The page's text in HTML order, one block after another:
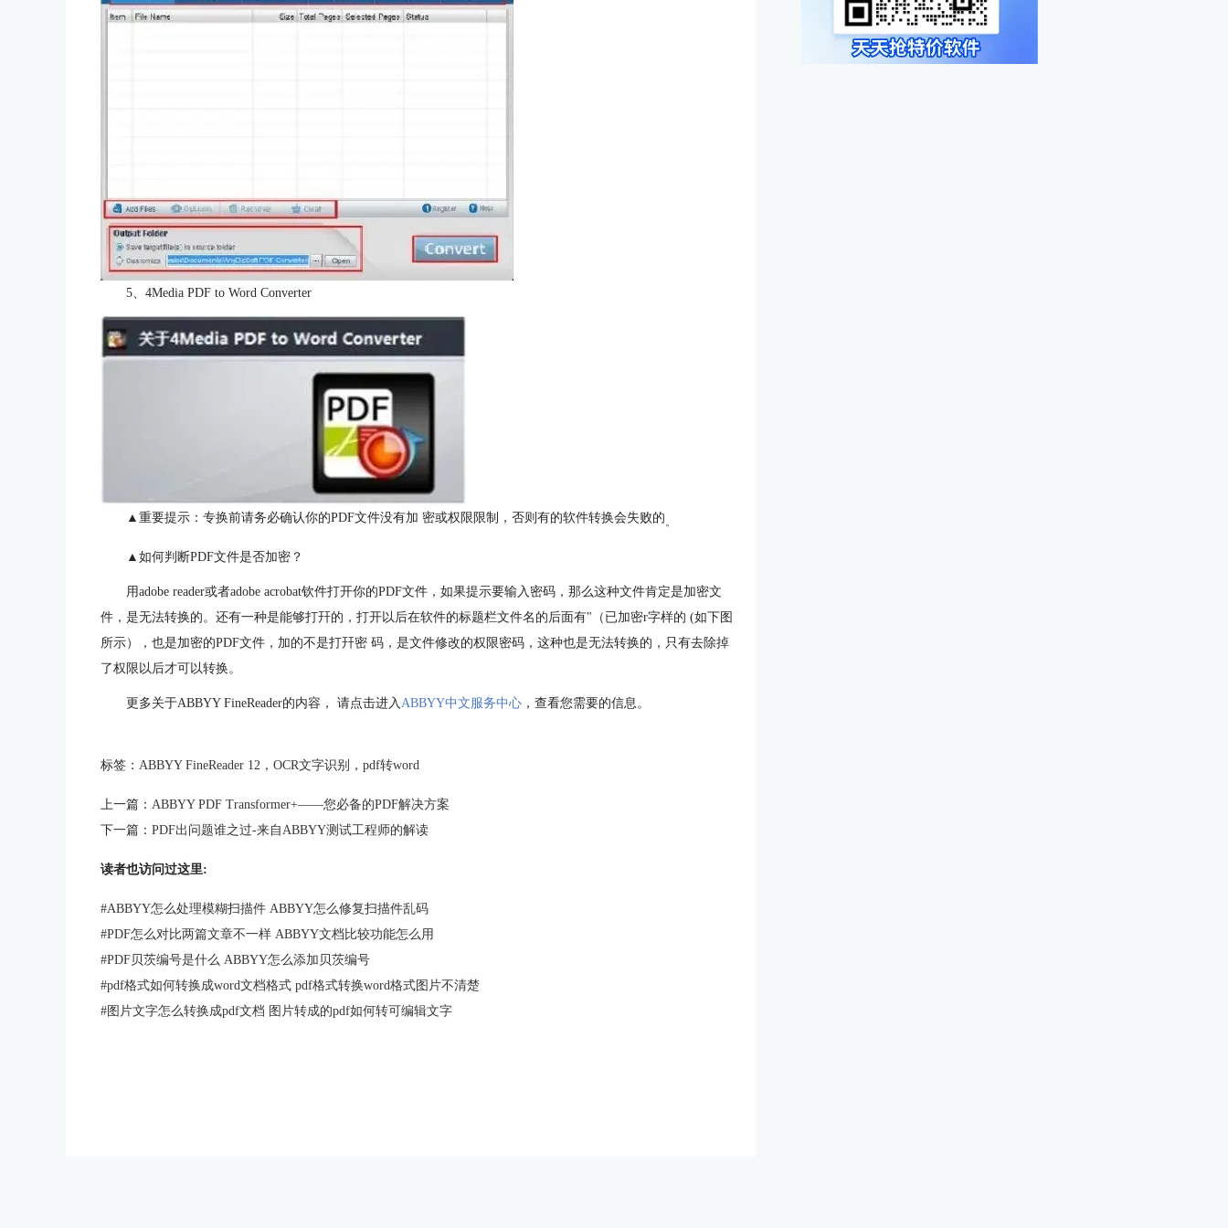
5、4Media PDF to Word Converter
▲重要提示：专换前请务必确认你的PDF文件没有加 密或权限限制，否则有的软件转换会失败的。
▲如何判断PDF文件是否加密？
用adobe reader或者adobe acrobat钦件打开你的PDF文件，如果提示要输入密码，那么这种文件肯定是加密文
件，是无法转换的。还有一种是能够打幵的，打开以后在软件的标题栏文件名的后面有"（已加密r字样的 (如下图
所示），也是加密的PDF文件，加的不是打幵密 码，是文件修改的权限密码，这种也是无法转换的，只有去除掉
了权限以后才可以转换。
更多关于ABBYY FineReader的内容， 请点击进入 ABBYY中文服务中心 ，查看您需要的信息。
标签： ABBYY FineReader 12 ， OCR文字识别 ， pdf转word
上一篇： ABBYY PDF Transformer+——您必备的PDF解决方案
下一篇： PDF出问题谁之过-来自ABBYY测试工程师的解读
读者也访问过这里:
#ABBYY怎么处理模糊扫描件 ABBYY怎么修复扫描件乱码
#PDF怎么对比两篇文章不一样 ABBYY文档比较功能怎么用
#PDF贝茨编号是什么 ABBYY怎么添加贝茨编号
#pdf格式如何转换成word文档格式 pdf格式转换word格式图片不清楚
#图片文字怎么转换成pdf文档 图片转成的pdf如何转可编辑文字